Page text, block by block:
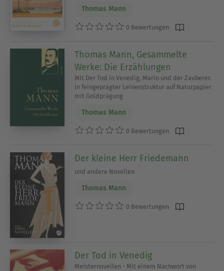
Thomas Mann
0 Bewertungen
Thomas Mann, Gesammelte
Werke: Die Erzählungen
Mit Der Tod in Venedig, Mario und der Zauberer.
In feingeprägter Leinenstruktur auf Naturpapier
mit Goldprägung
Thomas Mann
0 Bewertungen
Der kleine Herr Friedemann
und andere Novellen
Thomas Mann
0 Bewertungen
Der Tod in Venedig
Meisternovellen - Mit einem Nachwort von